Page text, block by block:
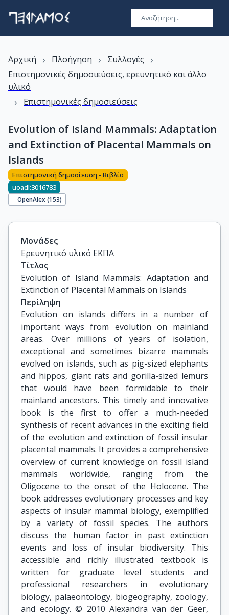
Αρχική › Πλοήγηση › Συλλογές ›
Επιστημονικές δημοσιεύσεις, ερευνητικό και άλλο
υλικό
› Επιστημονικές δημοσιεύσεις
Evolution of Island Mammals: Adaptation
and Extinction of Placental Mammals on
Islands
Επιστημονική δημοσίευση - Βιβλίο
uoadl:3016783
OpenAlex (153)
Μονάδες
Ερευνητικό υλικό ΕΚΠΑ
Τίτλος
Evolution of Island Mammals: Adaptation and
Extinction of Placental Mammals on Islands
Περίληψη
Evolution on islands differs in a number of
important ways from evolution on mainland
areas. Over millions of years of isolation,
exceptional and sometimes bizarre mammals
evolved on islands, such as pig-sized elephants
and hippos, giant rats and gorilla-sized lemurs
that would have been formidable to their
mainland ancestors. This timely and innovative
book is the first to offer a much-needed
synthesis of recent advances in the exciting field
of the evolution and extinction of fossil insular
placental mammals. It provides a comprehensive
overview of current knowledge on fossil island
mammals worldwide, ranging from the
Oligocene to the onset of the Holocene. The
book addresses evolutionary processes and key
aspects of insular mammal biology, exemplified
by a variety of fossil species. The authors
discuss the human factor in past extinction
events and loss of insular biodiversity. This
accessible and richly illustrated textbook is
written for graduate level students and
professional researchers in evolutionary
biology, palaeontology, biogeography, zoology,
and ecology. © 2010 Alexandra van der Geer,